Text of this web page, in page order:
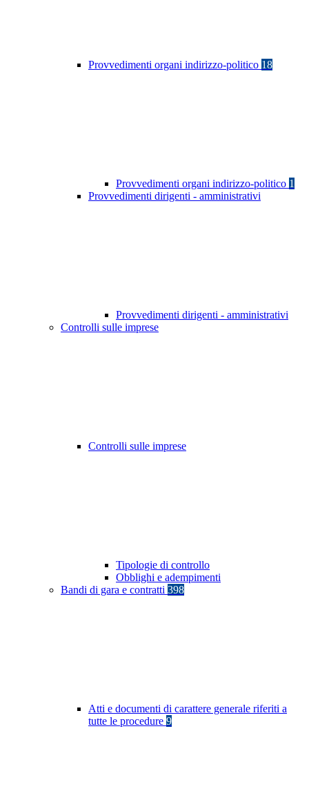
Provvedimenti organi indirizzo-politico 18
Provvedimenti organi indirizzo-politico 1
Provvedimenti dirigenti - amministrativi
Provvedimenti dirigenti - amministrativi
Controlli sulle imprese
Controlli sulle imprese
Tipologie di controllo
Obblighi e adempimenti
Bandi di gara e contratti 398
Atti e documenti di carattere generale riferiti a
tutte le procedure 9